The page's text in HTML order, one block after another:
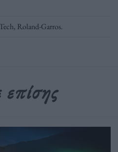
, Roland-Garros.
επίσης